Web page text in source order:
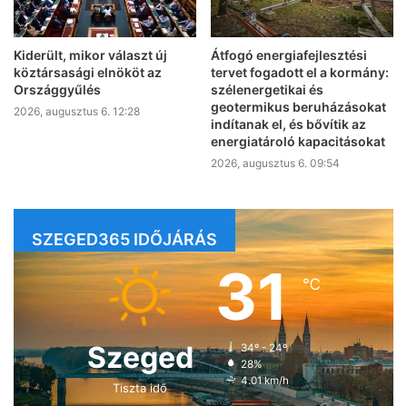
Kiderült, mikor választ új
köztársasági elnököt az
Országgyűlés
2026, augusztus 6. 12:28
Átfogó energiafejlesztési
tervet fogadott el a kormány:
szélenergetikai és
geotermikus beruházásokat
indítanak el, és bővítik az
energiatároló kapacitásokat
2026, augusztus 6. 09:54
SZEGED365 IDŐJÁRÁS
Szeged
Tiszta idő
31℃
34º - 24º
28%
4.01 km/h